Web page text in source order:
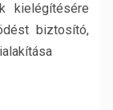
kielégítésére
biztosító,